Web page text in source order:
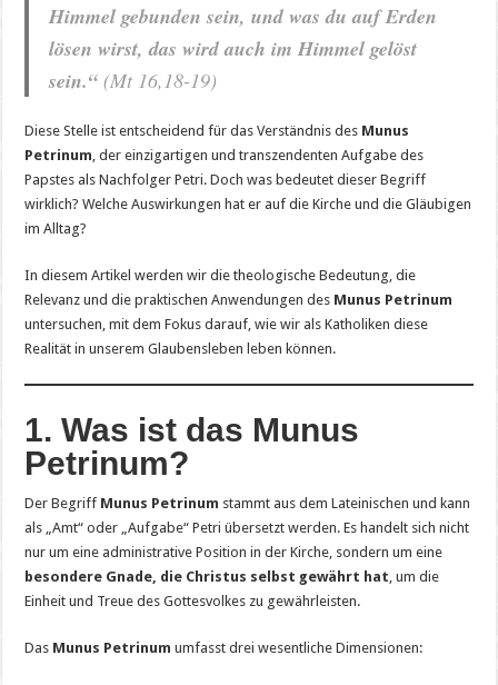
Himmel gebunden sein, und was du auf Erden
lösen wirst, das wird auch im Himmel gelöst
sein.“ (Mt 16,18-19)
Diese Stelle ist entscheidend für das Verständnis des Munus
Petrinum, der einzigartigen und transzendenten Aufgabe des
Papstes als Nachfolger Petri. Doch was bedeutet dieser Begriff
wirklich? Welche Auswirkungen hat er auf die Kirche und die Gläubigen
im Alltag?
In diesem Artikel werden wir die theologische Bedeutung, die
Relevanz und die praktischen Anwendungen des Munus Petrinum
untersuchen, mit dem Fokus darauf, wie wir als Katholiken diese
Realität in unserem Glaubensleben leben können.
1. Was ist das Munus
Petrinum?
Der Begriff Munus Petrinum stammt aus dem Lateinischen und kann
als „Amt“ oder „Aufgabe“ Petri übersetzt werden. Es handelt sich nicht
nur um eine administrative Position in der Kirche, sondern um eine
besondere Gnade, die Christus selbst gewährt hat, um die
Einheit und Treue des Gottesvolkes zu gewährleisten.
Das Munus Petrinum umfasst drei wesentliche Dimensionen: